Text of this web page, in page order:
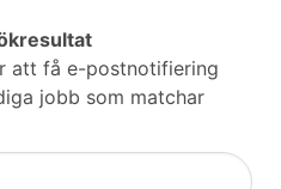
att få e-postnotifiering
jobb som matchar